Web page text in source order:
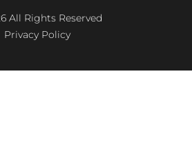
All Rights Reserved
Privacy Policy